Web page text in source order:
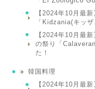
【2024年10月最
「Kidzania(キッ
【2024年10月最
の祭り「
た！
韓国料理
【2024年10月最